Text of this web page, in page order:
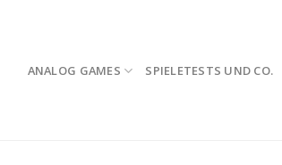
ANALOG GAMES SPIELETESTS UND CO.